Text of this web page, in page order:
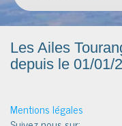
Les Ailes
depuis le 01/01/
Mentions légales